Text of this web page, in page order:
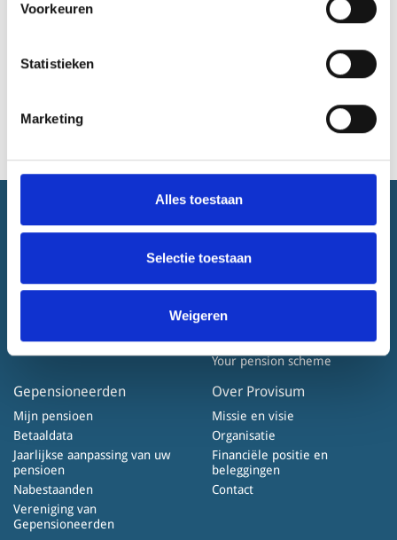
Voorkeuren
Statistieken
Marketing
Alles toestaan
Selectie toestaan
Weigeren
partnerpensioen)
Bijna met pensioen
Home
Cookiebeleid
Werknemers
Wat bouwt u op
Ex-werknemers
over mijn pensioen
Your pension scheme
Gepensioneerden
Mijn pensioen
Betaaldata
Jaarlijkse aanpassing van uw
pensioen
Nabestaanden
Vereniging van
Gepensioneerden
Over Provisum
Missie en visie
Organisatie
Financiële positie en
beleggingen
Contact